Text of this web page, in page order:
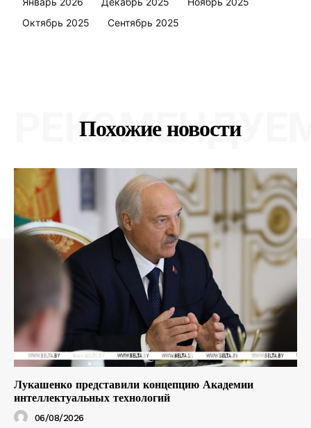
Октябрь 2025
Сентябрь 2025
Похожие новости
Лукашенко представили концепцию Академии
интеллектуальных технологий
06/08/2026